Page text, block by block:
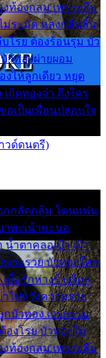
ท้องกลม เพราะลืม
ม่ระมัด หลงกลิ่นลิ้น
โรย ต้องร้อนรุม บัว
วทองผ่ายผอม
งไห้ลูกเดียว หยุด
ถิดทองจ๋า ถึงใคร
อเป็นเพื่อนปลอบใจ
วด์ดนตรี)
กกลัดกลุ้ม โดนแฟน
าพะเน้าพะนอ
น้ำตาคลอเบ้า เฝ้า
ระรวย บัวทองโศก
เมื่อรักห่างร้างไกล
ไปหวังความรวย
บัวทอง เวรกรรม
องโรย บัวทองไม่
ท้องกลม เพราะลืม